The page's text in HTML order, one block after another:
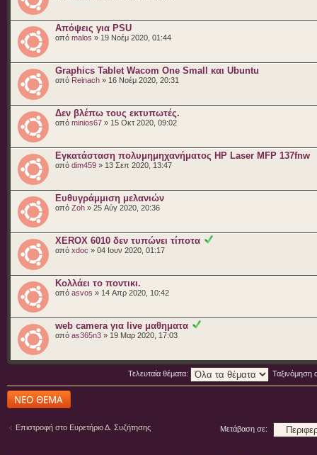
Απόψεις για PSU
από malos » 19 Νοέμ 2020, 01:44
Graphics Tablet Wacom One Small και Ubuntu
από Reinach » 16 Νοέμ 2020, 20:31
Δεν βλέπω τους εκτυπωτές.
από minios67 » 15 Οκτ 2020, 09:02
Εγκατάσταση πολυμημηχανήματος HP Laser MFP 137fnw
από dim459 » 13 Σεπ 2020, 13:47
Ευθυγράμμιση μελανιών
από Zoh » 25 Αύγ 2020, 20:36
XEROX 6010 δεν τυπώνει τίποτα
από xdoc » 04 Ιουν 2020, 01:17
Κολλάει το ποντικι.
από asvos » 14 Απρ 2020, 10:42
web camera για live μαθηματα
από as365n3 » 19 Μαρ 2020, 17:03
Τελευταία θέματα: Ταξινόμηση
Δημιουργία νέου
θέματος
Επιστροφή στο Ευρετήριο Δ. Συζήτησης Μετάβαση σε: